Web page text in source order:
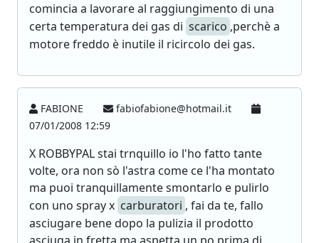
comincia a lavorare al raggiungimento di una
certa temperatura dei gas di scarico ,perchè a
motore freddo è inutile il ricircolo dei gas.
FABIONE
fabiofabione@hotmail.it
07/01/2008 12:59
X ROBBYPAL stai trnquillo io l'ho fatto tante
volte, ora non sò l'astra come ce l'ha montato
ma puoi tranquillamente smontarlo e pulirlo
con uno spray x carburatori , fai da te, fallo
asciugare bene dopo la pulizia il prodotto